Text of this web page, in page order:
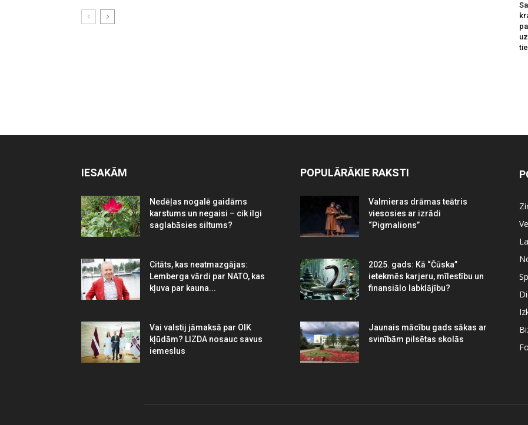
IESAKĀM
Nedēļas nogalē gaidāms
karstums un negaisi – cik ilgi
saglabāsies siltums?
Citāts, kas neatmazgājas:
Lemberga vārdi par NATO, kas
kļuva par kauna...
Vai valstij jāmaksā par OIK
kļūdām? LIZDA nosauc savus
iemeslus
POPULĀRĀKIE RAKSTI
Valmieras drāmas teātris
viesosies ar izrādi
“Pigmalions”
2025. gads: Kā “Čūska”
ietekmēs karjeru, mīlestību un
finansiālo labklājību?
Jaunais mācību gads sākas ar
svinībām pilsētas skolās